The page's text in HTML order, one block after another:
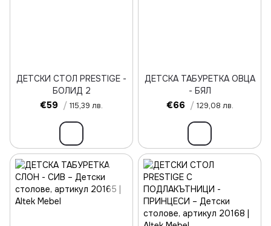
ДЕТСКИ СТОЛ PRESTIGE -
БОЛИД 2
€59 / 115,39 лв.
ДЕТСКА ТАБУРЕТКА ОВЦА
- БЯЛ
€66 / 129,08 лв.